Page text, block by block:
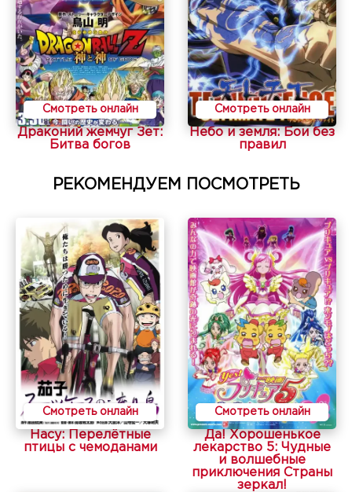
Смотреть онлайн
Драконий жемчуг Зет:
Битва богов
Смотреть онлайн
Небо и земля: Бои без
правил
РЕКОМЕНДУЕМ ПОСМОТРЕТЬ
Смотреть онлайн
Насу: Перелётные
птицы с чемоданами
Смотреть онлайн
Да! Хорошенькое
лекарство 5: Чудные
и волшебные
приключения Страны
зеркал!